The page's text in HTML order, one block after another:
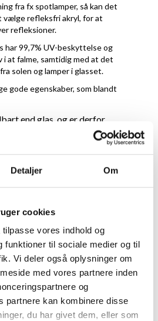
Detaljer Om
cookies
vores indhold og
funktioner til sociale medier og til
Vi deler også oplysninger om
med vores partnere inden
og
partnere kan kombinere disse
du har givet dem, eller som
fra fx spotlamper, så kan det
vælge refleksfri akryl, for at
refleksioner.
har 99,7% UV-beskyttelse og
at falme, samtidig med at det
solen og lamper i glasset.
gode egenskaber, som blandt
end glas, og er derfor
at udsatte steder, fx med
sammenlignet med
opmærksom på at
rengøres med produkter
Vi anbefaler vores
, der både modvirker den
der opstår når
fjernes, men også virker
lag mod snavs og ridser.